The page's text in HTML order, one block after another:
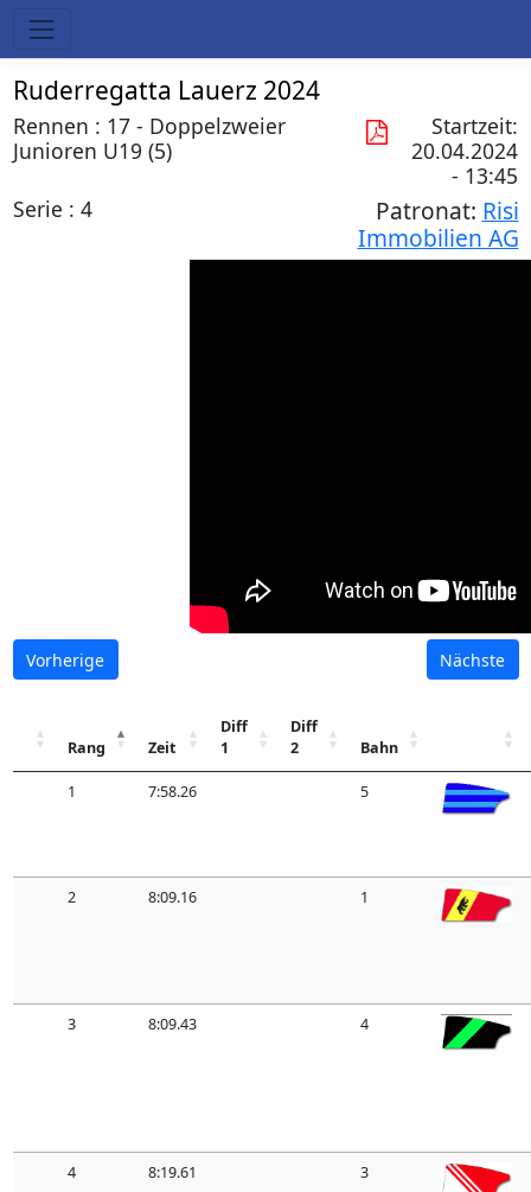
Ruderregatta Lauerz 2024
Rennen : 17 - Doppelzweier
Junioren U19 (5)
Startzeit:
20.04.2024
- 13:45
Serie : 4
Patronat: Risi
Immobilien AG
Vorherige Nächste
Rang Zeit
Diff
1
Diff
2
Bahn
1 7:58.26 5
2 8:09.16 1
3 8:09.43 4
4 8:19.61 3